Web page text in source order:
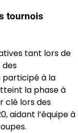
tournois
tant lors de
des
participé à la
la phase à
clé lors des
aidant l’équipe à